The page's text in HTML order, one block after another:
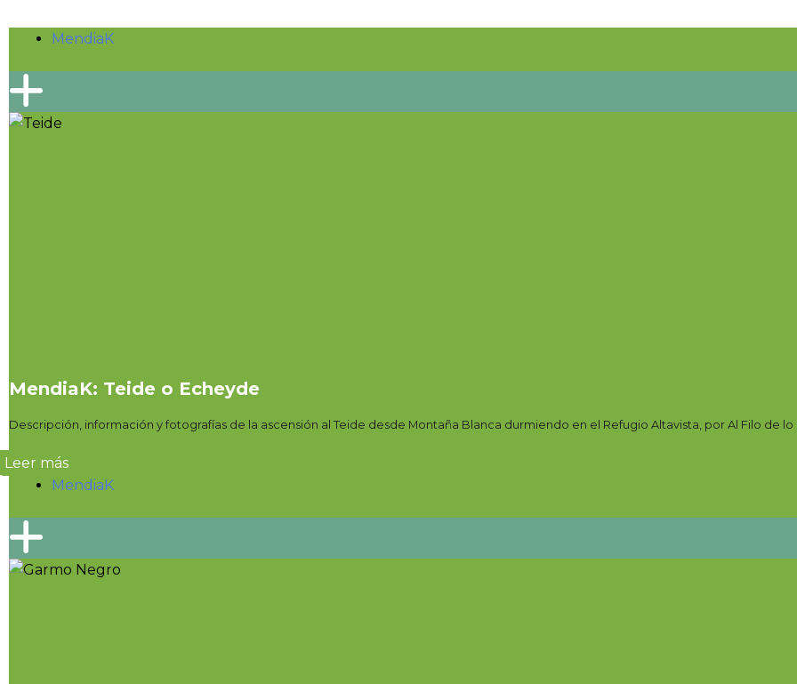
MendiaK
MendiaK: Teide o Echeyde
Descripción, información y fotografías de la ascensión al Teide desde Montaña Blanca durmiendo en el Refugio Altavista, por Al Filo de lo
Leer más
MendiaK